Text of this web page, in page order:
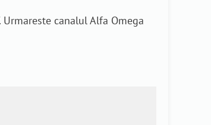
canalul Alfa Omega